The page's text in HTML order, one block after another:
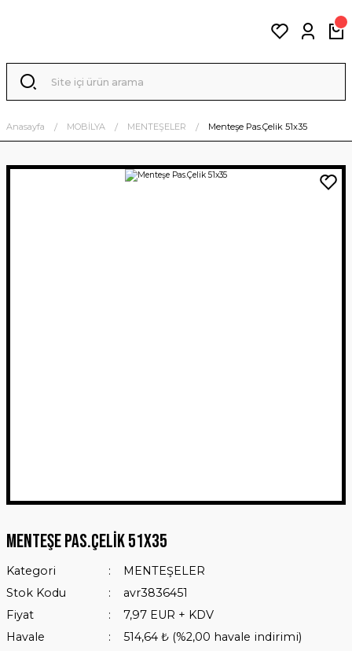
Anasayfa MOBİLYA MENTEŞELER Menteşe Pas.Çelik 51x35
Menteşe Pas.Çelik 51x35
Kategori
MENTEŞELER
Stok Kodu
avr3836451
Fiyat
7,97 EUR + KDV
Havale
514,64 ₺ (%2,00 havale indirimi)